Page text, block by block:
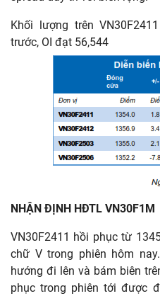
Khối lượng trên
trước, OI đạt 56,544
NHẬN ĐỊNH HĐTL VN30F1M
VN30F2411 hồi phục từ
chữ V trong phiên hôm
hướng đi lên và bám biên
phục trong phiên tới được